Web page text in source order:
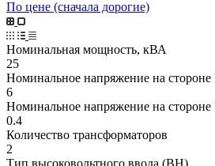
По цене (сначала дорогие)
Номинальная мощность, кВА
25
Номинальное напряжение на
6
Номинальное напряжение на
0.4
Количество трансформаторов
2
Тип высоковольтного ввода (ВН)